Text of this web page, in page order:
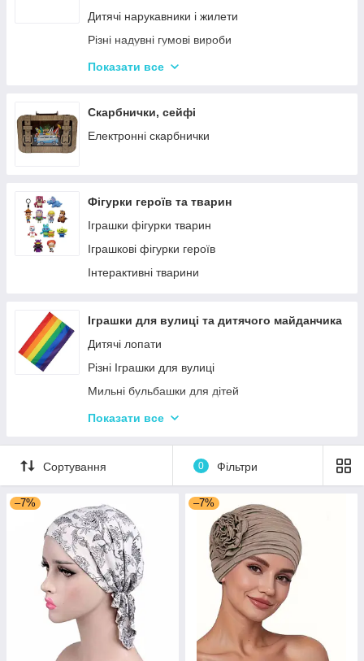
Дитячий Пластилін
Декупаж
Крейда для Малювання
Рукоділля
Валіза для малювання
Дитячі нарукавники і жилети
Різні надувні гумові вироби
Насоси для матрасів та гумових виробів
Надувні матраци
Дитячі надувні басейни
Показати все
Скарбнички, сейфі
Електронні скарбнички
Фігурки героїв та тварин
Іграшки фігурки тварин
Іграшкові фігурки героїв
Інтерактивні тварини
Іграшки для вулиці та дитячого майданчика
Дитячі лопати
Різні Іграшки для вулиці
Мильні бульбашки для дітей
Гойдалки для дітей
Гірки для дитячого майданчика
Зимові іграшки для вулиці
Повітряні змії
Показати все
Сортування 0 Фільтри
–7% –7%